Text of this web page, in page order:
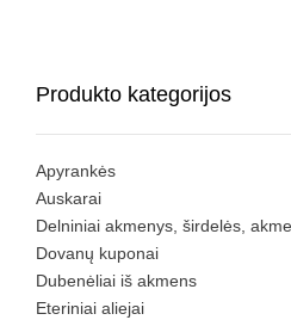
Produkto kategorijos
Apyrankės
Auskarai
Delniniai akmenys, širdelės,
Dovanų kuponai
Dubenėliai iš akmens
Eteriniai aliejai